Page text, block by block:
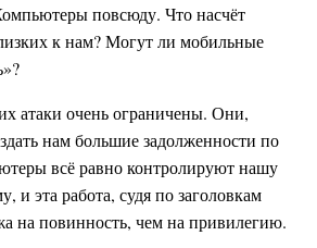
повсюду. Что насчёт
к нам? Могут ли мобильные
атаки очень ограничены. Они,
нам большие задолженности по
всё равно контролируют нашу
и эта работа, судя по заголовкам
на повинность, чем на привилегию.